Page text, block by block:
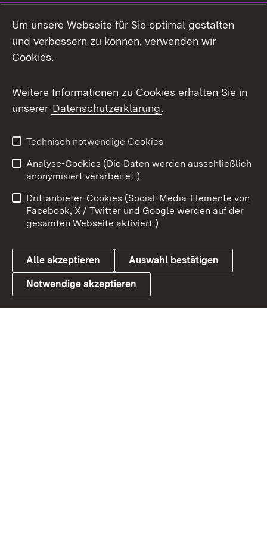
Facebook
X / Twitter
Youtube
Link zum Landesportal
Impressum
Kontakt
Barrierefreiheit
Datenschutz
Cookies
Um unsere Webseite für Sie optimal gestalten
und verbessern zu können, verwenden wir
Cookies.
Weitere Informationen zu Cookies erhalten Sie in
unserer Datenschutzerklärung.
Technisch notwendige Cookies
Analyse-Cookies (Die Daten werden ausschließlich
anonymisiert verarbeitet.)
Drittanbieter-Cookies (Social-Media-Elemente von
Facebook, X / Twitter und Google werden auf der
gesamten Webseite aktiviert.)
Alle akzeptieren Auswahl bestätigen
Notwendige akzeptieren